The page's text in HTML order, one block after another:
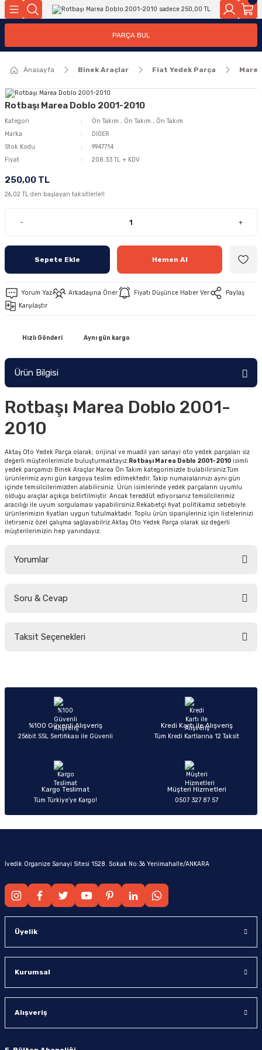
PARÇA BUL
Anasayfa Binek Araçlar Fiat Yedek Parça Marea
Rotbaşı Marea Doblo 2001-2010
Kategori Ön Takım , Ön Takım , Ön Takım
Marka
DİĞER
Stok Kodu
9947714
Fiyat
208,33 TL + KDV
250,00 TL
26,02 TL den başlayan taksitlerle!!
- +
Sepete Ekle Hemen Al
Yorum Yaz Arkadaşına Öner Fiyatı Düşünce Haber Ver
Paylaş
Karşılaştır
Hızlı Gönderi Aynı gün kargo
Ürün Bilgisi
Rotbaşı Marea Doblo 2001-
2010
Aktaş Oto Yedek Parça olarak; orijinal ve muadil yan sanayi oto yedek parçaları siz
değerli müşterilerimizle buluşturmaktayız.Rotbaşı Marea Doblo 2001-2010 isimli
yedek parçamızı Binek Araçlar Marea Ön Takım kategorimizde bulabilirsiniz.Tüm
ürünlerimiz aynı gün kargoya teslim edilmektedir. Takip numaralarınızı aynı gün
içinde temsilcilerimizden alabilirsiniz. Ürün isimlerinde yedek parçaların uyumlu
olduğu araçlar açıkça belirtilmiştir. Ancak tereddüt ediyorsanız temsilcilerimiz
aracılığı ile uyum sorgulaması yapabilirsiniz.Rekabetçi fiyat politikamız sebebiyle
ürünlerimizin fiyatları uygun tutulmaktadır. Toplu ürün siparişleriniz için listelerinizi
iletirseniz özel çalışma sağlayabilriz.Aktaş Oto Yedek Parça olarak siz değerli
müşterilerimizin hep yanındayız.
Yorumlar
Soru & Cevap
Taksit Seçenekleri
%100 Güvenli Alışveriş
256bit SSL Sertifikası ile Güvenli
Kredi Kartı ile Alışveriş
Tüm Kredi Kartlarına 12 Taksit
Kargo Teslimat
Tüm Türkiye’ye Kargo!
Müşteri Hizmetleri
0507 327 87 57
İvedik Organize Sanayi Sitesi 1528. Sokak No:36 Yenimahalle/ANKARA
Üyelik
Kurumsal
Alışveriş